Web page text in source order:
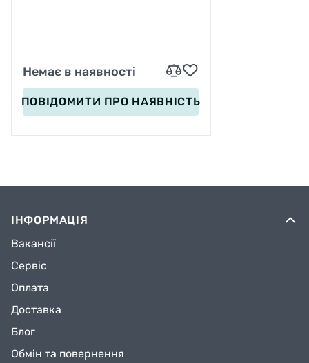
Немає в наявності
ПОВІДОМИТИ ПРО НАЯВНІСТЬ
ІНФОРМАЦІЯ
Вакансії
Сервіс
Оплата
Доставка
Блог
Обмін та повернення